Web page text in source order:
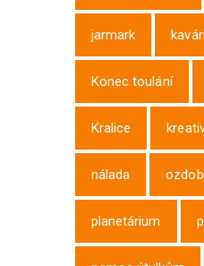
jarmark
Konec toulání
Kralice
nálada
planetárium